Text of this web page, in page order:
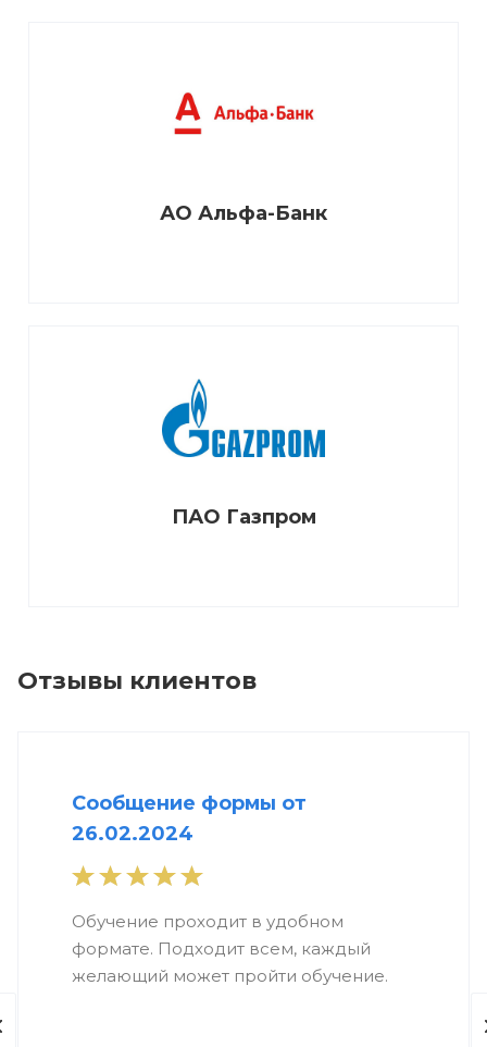
АО Альфа-Банк
ПАО Газпром
Отзывы клиентов
Сообщение формы от
26.02.2024
Обучение проходит в удобном
формате. Подходит всем, каждый
желающий может пройти обучение.